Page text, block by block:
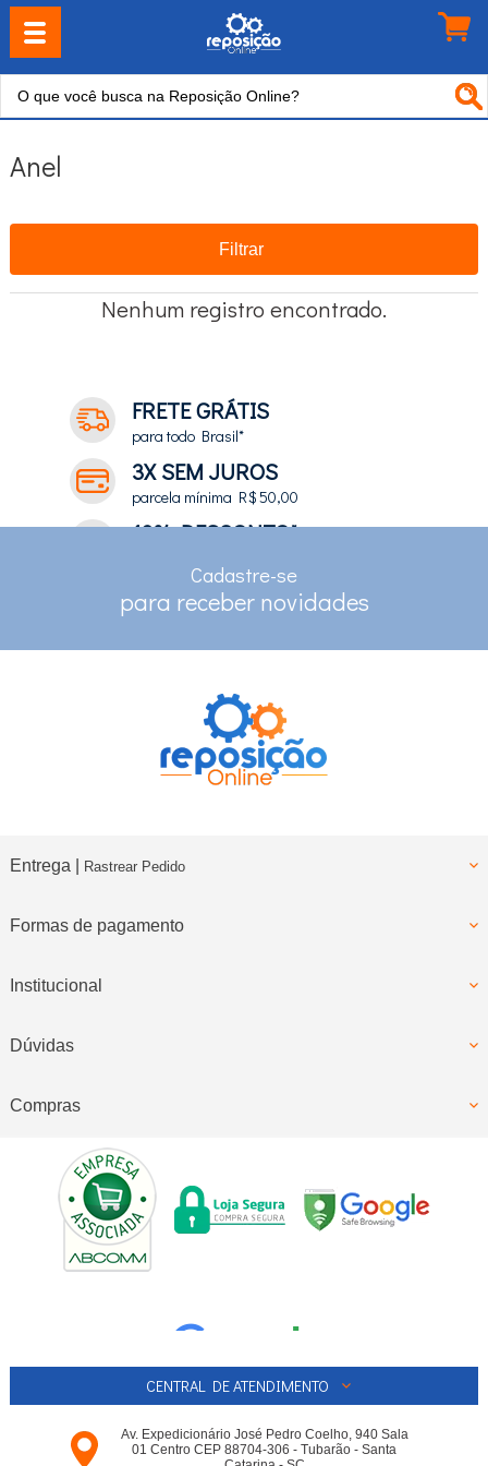
Anel
Filtrar
Nenhum registro encontrado.
FRETE GRÁTIS
para todo Brasil*
3X SEM JUROS
parcela mínima R$ 50,00
10% DESCONTO*
RASTREAMENTO
Cadastre-se
para receber novidades
Entrega | Rastrear Pedido
Formas de pagamento
Institucional
Dúvidas
Compras
CENTRAL DE ATENDIMENTO
Av. Expedicionário José Pedro Coelho, 940 Sala
01 Centro CEP 88704-306 - Tubarão - Santa